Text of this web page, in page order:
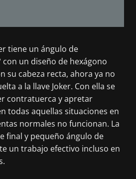
tiene un ángulo de
con un diseño de hexágono
su cabeza recta, ahora ya no
a la llave Joker. Con ella se
contratuerca y apretar
todas aquellas situaciones en
normales no funcionan. La
final y pequeño ángulo de
un trabajo efectivo incluso en